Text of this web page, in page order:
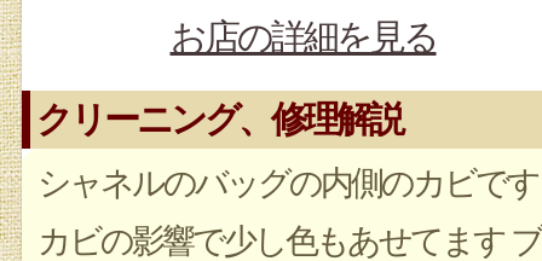
お店の詳細を見る
クリーニング、修理解説
シャネルのバッグの内側のカビです
カビの影響で少し色もあせてます ブ